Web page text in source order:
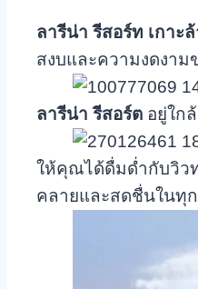
ลารีน่า รีสอร์ท เกาะ
สงบและความงดงาม
ลารีน่า รีสอร์ต อยู่ใก
ให้คุณได้ดื่มด่ำกับวิว
คลายและสดชื่นในทุ